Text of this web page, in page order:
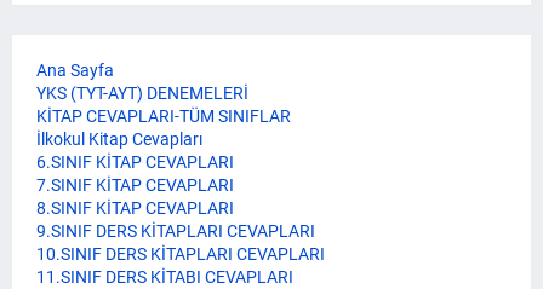
Ana Sayfa
YKS (TYT-AYT) DENEMELERİ
KİTAP CEVAPLARI-TÜM SINIFLAR
İlkokul Kitap Cevapları
6.SINIF KİTAP CEVAPLARI
7.SINIF KİTAP CEVAPLARI
8.SINIF KİTAP CEVAPLARI
9.SINIF DERS KİTAPLARI CEVAPLARI
10.SINIF DERS KİTAPLARI CEVAPLARI
11.SINIF DERS KİTABI CEVAPLARI